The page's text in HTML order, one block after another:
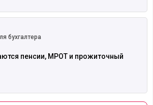
бухгалтера
пенсии, МРОТ и прожиточный